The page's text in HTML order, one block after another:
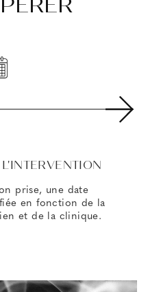
prise, une date
en fonction de la
et de la clinique.